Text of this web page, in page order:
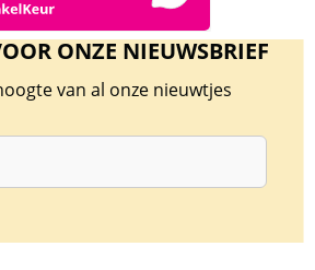
ONZE NIEUWSBRIEF
van al onze nieuwtjes